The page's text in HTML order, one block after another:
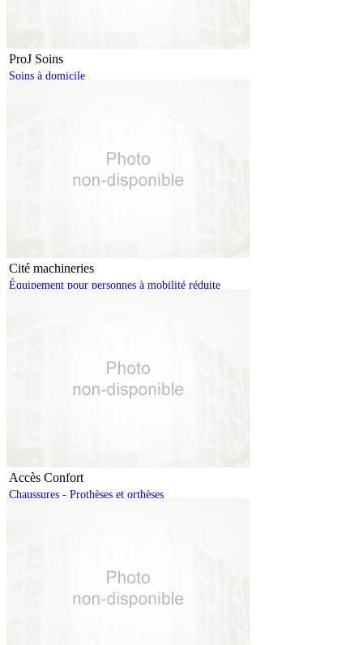
ProJ Soins
Soins à domicile
Cité machineries
Équipement pour personnes à mobilité réduite
Accès Confort
Chaussures - Prothèses et orthèses